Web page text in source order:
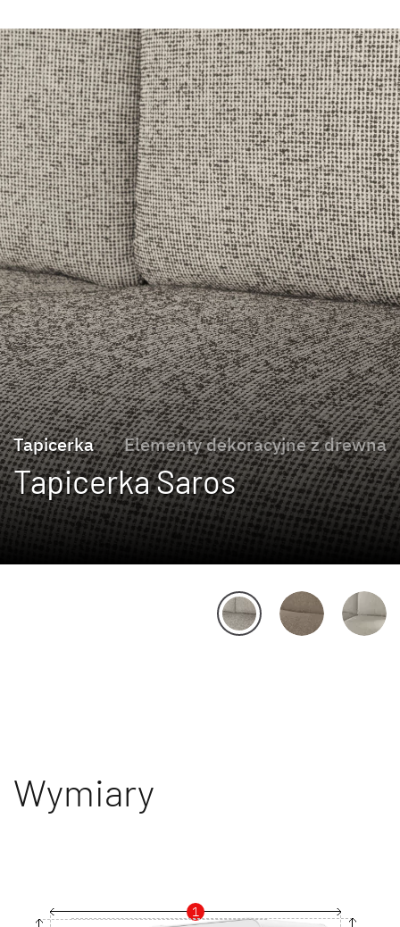
Tapicerka Saros
Tapicerka Elementy dekoracyjne z drewna
Wymiary
1